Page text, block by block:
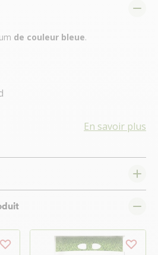
de couleur bleue.
En savoir plus